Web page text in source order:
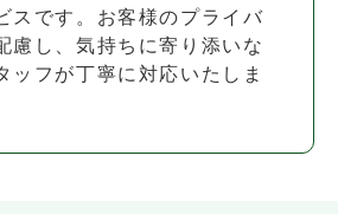
スです。お客様のプライバ
慮し、気持ちに寄り添いな
ッフが丁寧に対応いたしま